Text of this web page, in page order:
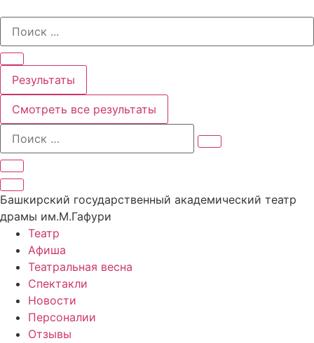
содержимому
Search
Результаты
Смотреть все результаты
Башкирский государственный академический театр
драмы им.М.Гафури
Театр
Афиша
Театральная весна
Спектакли
Новости
Персоналии
Отзывы